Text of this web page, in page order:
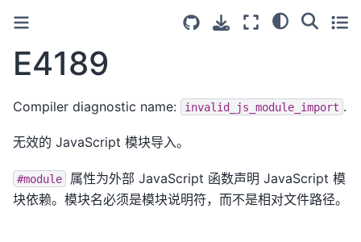
E4189
Compiler diagnostic name: invalid_js_module_import .
无效的 JavaScript 模块导入。
#module
属性为外部 JavaScript 函数声明 JavaScript 模
块依赖。模块名必须是模块说明符，而不是相对文件路径。